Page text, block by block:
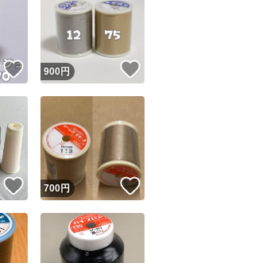
いいね！
900円
いいね！
700円